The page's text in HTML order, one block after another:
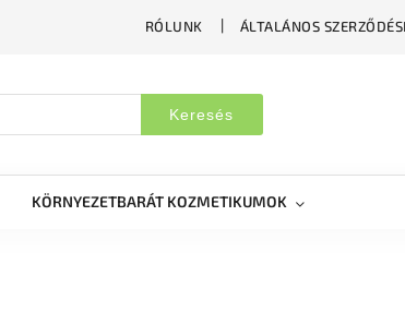
RÓLUNK ÁLTALÁNOS
Keresés
KÖRNYEZETBARÁT KOZMETIKUMOK